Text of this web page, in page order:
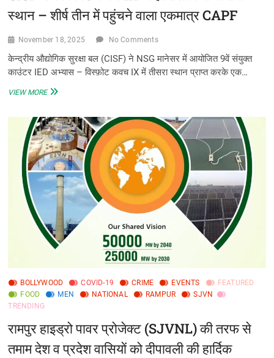
स्थान – शीर्ष तीन में पहुंचने वाला एकमात्र CAPF
November 18, 2025 No Comments
केन्द्रीय औद्योगिक सुरक्षा बल (CISF) ने NSG मानेसर में आयोजित 9वें संयुक्त
काउंटर IED अभ्यास – विस्फ़ोट कवच IX में तीसरा स्थान प्राप्त करके एक…
VIEW MORECISF
कवच
IX’
में
हासिल
किया
तीसरा
स्थान
शीर्ष
तीन
में
पहुंचने
एकमात्र
CAPF
BOLLYWOOD COVID-19 CRIME EVENTS
FEATURED
FOOD
MEN NATIONAL RAMPUR
SJVN
TRENDING
रामपुर हाइड्रो पावर प्रोजेक्ट (SJVNL) की तरफ से
तमाम देश व प्रदेश वासियों को दीपावली की हार्दिक